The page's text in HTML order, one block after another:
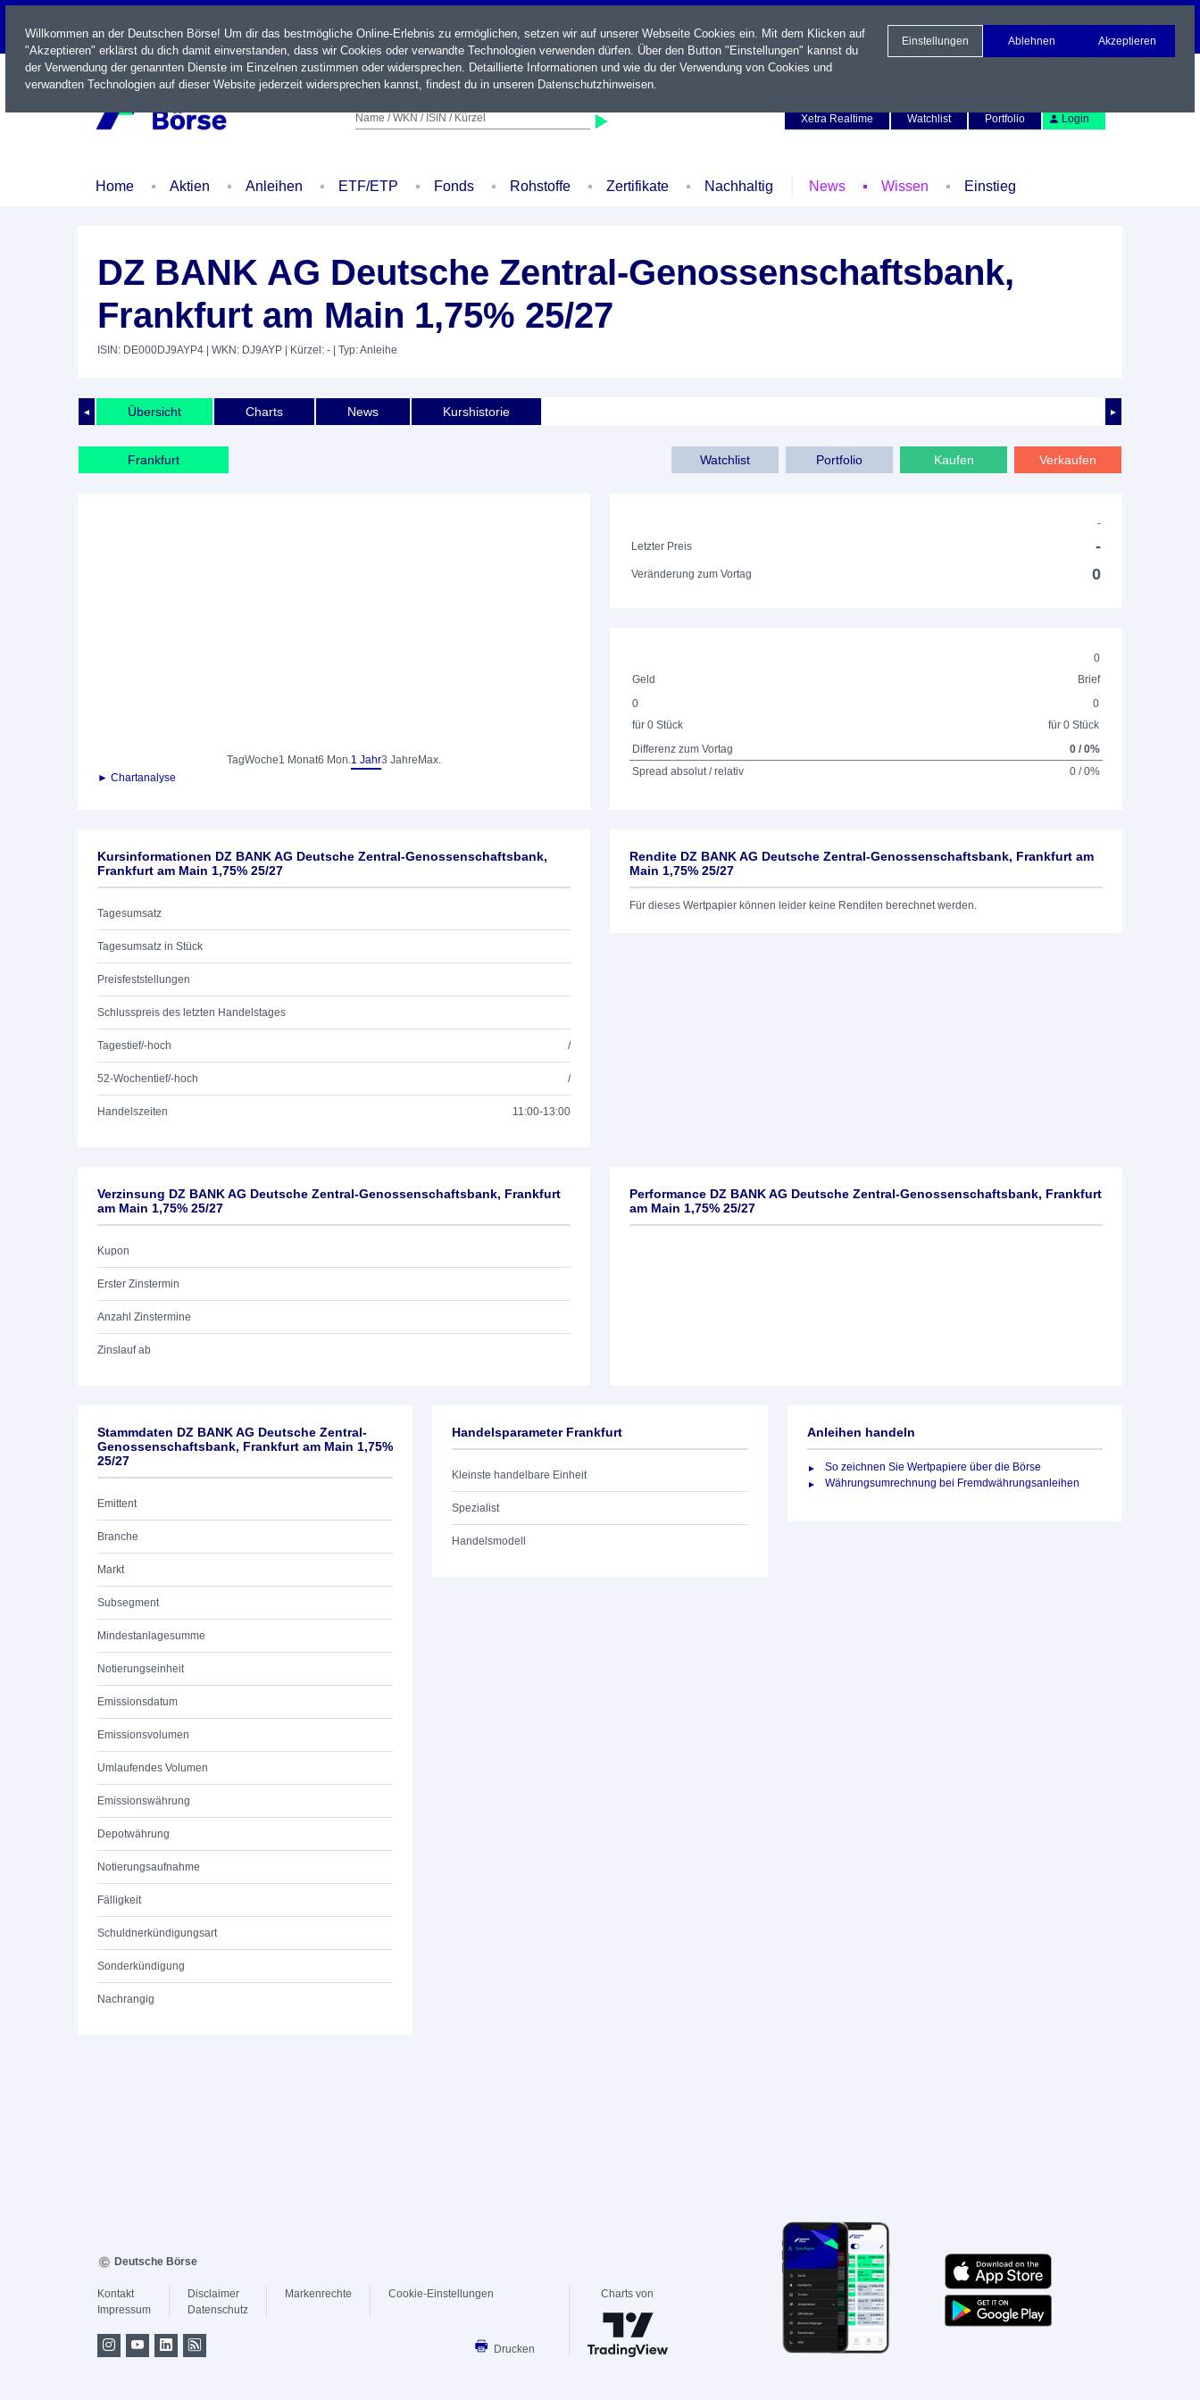
LIVE
Name / WKN / ISIN / Kürzel
Xetra Realtime
Watchlist Portfolio Login
Home Aktien Anleihen ETF/ETP Fonds Rohstoffe Zertifikate Nachhaltig News Wissen Einstieg
DZ BANK AG Deutsche Zentral-Genossenschaftsbank,
Frankfurt am Main 1,75% 25/27
ISIN: DE000DJ9AYP4 | WKN: DJ9AYP | Kürzel: - | Typ: Anleihe
◄ ►
Übersicht Charts News Kurshistorie
Frankfurt Verkaufen
Kaufen
Portfolio
Watchlist
TagWoche1 Monat6 Mon.1 Jahr3 Jahre Max.
► Chartanalyse
-
Letzter Preis
-
Veränderung zum Vortag 0
0
Geld
Brief
0
für 0 Stück
0
für 0 Stück
Differenz zum Vortag
0 / 0%
Spread absolut / relativ
0 / 0%
Kursinformationen DZ BANK AG Deutsche Zentral-Genossenschaftsbank,
Frankfurt am Main 1,75% 25/27
Tagesumsatz
Tagesumsatz in Stück
Preisfeststellungen
Schlusspreis des letzten Handelstages
Tagestief/-hoch /
52-Wochentief/-hoch /
Handelszeiten 11:00-13:00
Rendite DZ BANK AG Deutsche Zentral-Genossenschaftsbank, Frankfurt am
Main 1,75% 25/27
Für dieses Wertpapier können leider keine Renditen berechnet werden.
Verzinsung DZ BANK AG Deutsche Zentral-Genossenschaftsbank, Frankfurt
am Main 1,75% 25/27
Kupon
Erster Zinstermin
Anzahl Zinstermine
Zinslauf ab
Performance DZ BANK AG Deutsche Zentral-Genossenschaftsbank, Frankfurt
am Main 1,75% 25/27
Stammdaten DZ BANK AG Deutsche Zentral-
Genossenschaftsbank, Frankfurt am Main 1,75%
25/27
Emittent
Branche
Markt
Subsegment
Mindestanlagesumme
Notierungseinheit
Emissionsdatum
Emissionsvolumen
Umlaufendes Volumen
Emissionswährung
Depotwährung
Notierungsaufnahme
Fälligkeit
Schuldnerkündigungsart
Sonderkündigung
Nachrangig
Handelsparameter Frankfurt
Kleinste handelbare Einheit
Spezialist
Handelsmodell
Anleihen handeln
So zeichnen Sie Wertpapiere über die Börse
Währungsumrechnung bei Fremdwährungsanleihen
Willkommen an der Deutschen Börse! Um dir das bestmögliche Online-Erlebnis zu ermöglichen, setzen wir auf unserer Webseite Cookies ein. Mit dem Klicken auf
"Akzeptieren" erklärst du dich damit einverstanden, dass wir Cookies oder verwandte Technologien verwenden dürfen. Über den Button "Einstellungen" kannst du
der Verwendung der genannten Dienste im Einzelnen zustimmen oder widersprechen. Detaillierte Informationen und wie du der Verwendung von Cookies und
verwandten Technologien auf dieser Website jederzeit widersprechen kannst, findest du in unseren Datenschutzhinweisen.
Einstellungen Ablehnen Akzeptieren
Deutsche Börse
Kontakt
Impressum
Disclaimer
Datenschutz
Markenrechte Cookie-Einstellungen
Drucken
Charts von